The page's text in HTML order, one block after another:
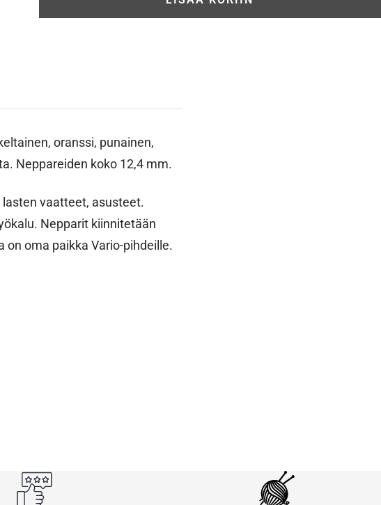
oranssi, punainen,
Neppareiden koko 12,4 mm.
vaatteet, asusteet.
Nepparit kiinnitetään
on oma paikka Vario-pihdeille.